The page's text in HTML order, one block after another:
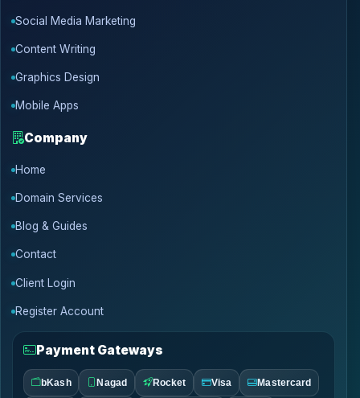
Social Media Marketing
Content Writing
Graphics Design
Mobile Apps
Company
Home
Domain Services
Blog & Guides
Contact
Client Login
Register Account
Payment Gateways
bKash Nagad Rocket Visa Mastercard